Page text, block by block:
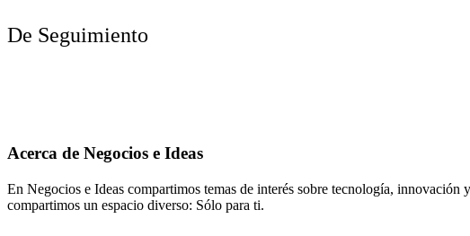
De Seguimiento
Acerca de Negocios e Ideas
En Negocios e Ideas compartimos temas de interés sobre tecnología,
compartimos un espacio diverso: Sólo para ti.